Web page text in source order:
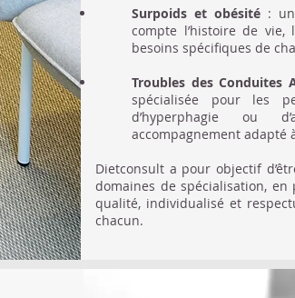
Surpoids et obésité :
compte l’histoire de
besoins spécifiques de
Troubles desConduites
spécialisée pour les
d’hyperphagie ou
accompagnement adapté
Dietconsult a pour objectif
domaines de spécialisation,
qualité, individualisé et
chacun.